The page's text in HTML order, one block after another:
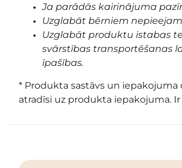
Ja parādās kairinājuma
Uzglabāt bērniem
Uzglabāt produktu istabas
svārstības transportēšanas
īpašības.
* Produkta sastāvs un
atradīsi uz produkta iepakojuma.